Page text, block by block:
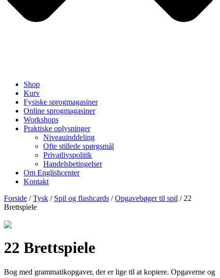
Shop
Kurv
Fysiske sprogmagasiner
Online sprogmagasiner
Workshops
Praktiske oplysninger
Niveauinddeling
Ofte stillede spørgsmål
Privatlivspolitik
Handelsbetingelser
Om Englishcenter
Kontakt
Forside /Tysk / Spil og flashcards /Opgavebøger til spil / 22
Brettspiele
22 Brettspiele
Bog med grammatikopgaver, der er lige til at kopiere. Opgaverne og